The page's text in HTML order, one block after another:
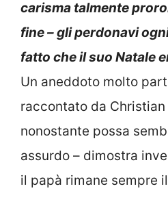
carisma talmente
fine – gli perdonavi
fatto che il suo Natale
Un aneddoto molto
raccontato da Christian
nonostante possa
assurdo – dimostra
il papà rimane sempre